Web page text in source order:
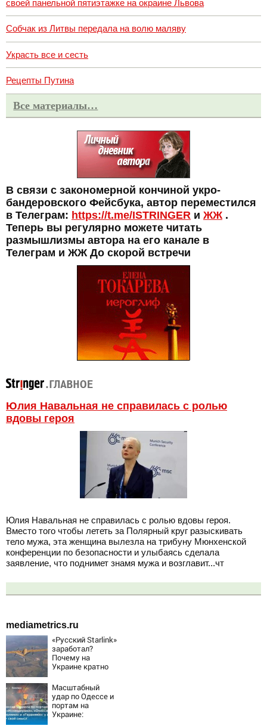
своей панельной пятиэтажке на окраине Львова
Собчак из Литвы передала на волю маляву
Украсть все и сесть
Рецепты Путина
Все материалы…
В связи с закономерной кончиной укро-
бандеровского Фейсбука, автор переместился
в Телеграм: https://t.me/ISTRINGER и ЖЖ .
Теперь вы регулярно можете читать
размышлизмы автора на его канале в
Телеграм и ЖЖ До скорой встречи
Юлия Навальная не справилась с ролью
вдовы героя
Юлия Навальная не справилась с ролью вдовы героя.
Вместо того чтобы лететь за Полярный круг разыскивать
тело мужа, эта женщина вылезла на трибуну Мюнхенской
конференции по безопасности и улыбаясь сделала
заявление, что поднимет знамя мужа и возглавит...чт
mediametrics.ru
«Русский Starlink»
заработал?
Почему на
Украине кратно
точность
попаданий по
объектам ВСУ
Масштабный
удар по Одессе и
портам на
Украине: